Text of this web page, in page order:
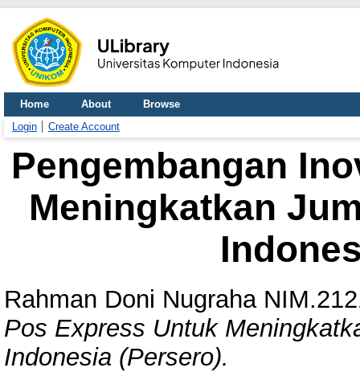
Home About
Browse
Login
Create Account
Pengembangan
Meningkatkan
Rahman Doni Nugraha
Pos Express Untuk
Indonesia (Persero).